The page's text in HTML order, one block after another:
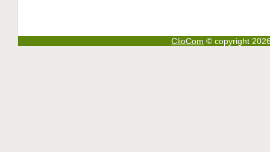
ClioCom © copyright